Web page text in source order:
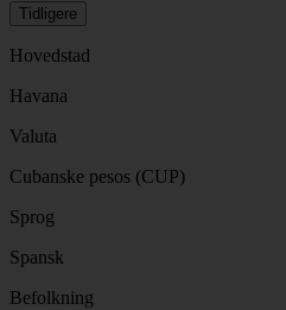
Tidligere
Hovedstad
Havana
Valuta
Cubanske pesos (CUP)
Sprog
Spansk
Befolkning